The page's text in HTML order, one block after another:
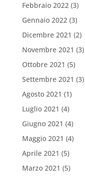
Febbraio 2022(3)
Gennaio 2022(3)
Dicembre 2021 (2)
Novembre 2021 (3)
Ottobre 2021 (5)
Settembre 2021 (3)
Agosto 2021 (1)
Luglio 2021 (4)
Giugno 2021 (4)
Maggio 2021 (4)
Aprile 2021 (5)
Marzo 2021 (5)